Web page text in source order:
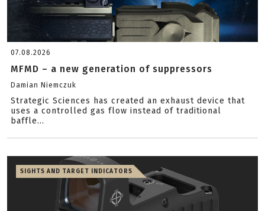
07.08.2026
MFMD – a new generation of suppressors
Damian Niemczuk
Strategic Sciences has created an exhaust device that
uses a controlled gas flow instead of traditional
baffle...
SIGHTS AND TARGET INDICATORS